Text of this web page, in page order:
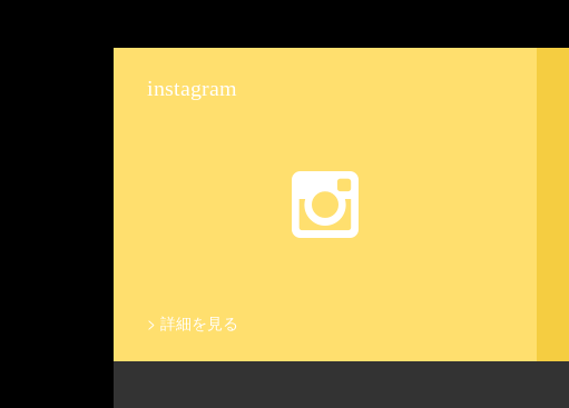
instagram
> 詳細を見る